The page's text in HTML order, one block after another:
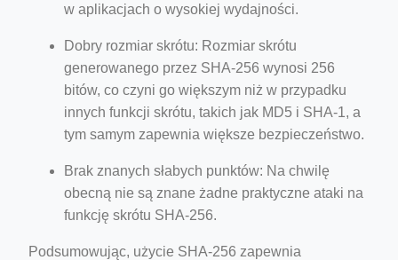
w aplikacjach o wysokiej wydajności.
Dobry rozmiar skrótu: Rozmiar skrótu
generowanego przez SHA-256 wynosi 256
bitów, co czyni go większym niż w przypadku
innych funkcji skrótu, takich jak MD5 i SHA-1, a
tym samym zapewnia większe bezpieczeństwo.
Brak znanych słabych punktów: Na chwilę
obecną nie są znane żadne praktyczne ataki na
funkcję skrótu SHA-256.
Podsumowując, użycie SHA-256 zapewnia